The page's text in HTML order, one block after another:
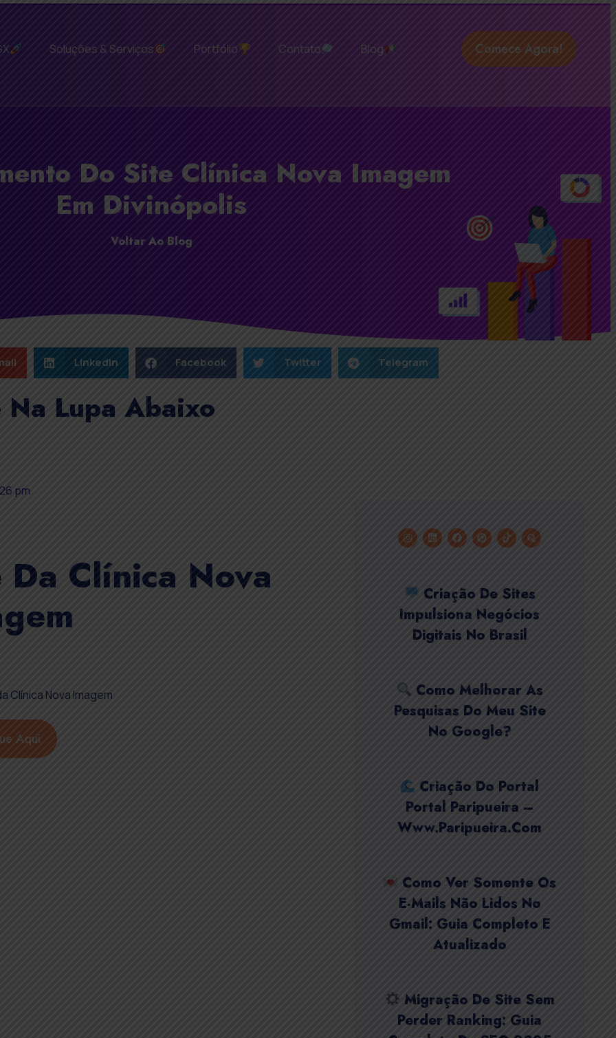
Soluções & Serviços Portfólio Contato Blog Comece Agora!
Do Site Clínica Nova Imagem
Em Divinópolis
Voltar Ao Blog
LinkedIn Facebook Twitter Telegram
Lupa Abaixo
pm
Clínica Nova
Aqui
Criação De Sites
Impulsiona Negócios
Digitais No Brasil
Como Melhorar As
Pesquisas Do Meu Site
No Google?
Criação Do Portal
Portal Paripueira –
Www.paripueira.com
Como Ver Somente Os
E-Mails Não Lidos No
Gmail: Guia Completo E
Atualizado
Migração De Site Sem
Perder Ranking: Guia